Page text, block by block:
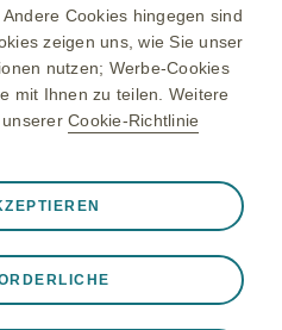
Sie exklusiven Zugang zu
Mit unserem E-Mail
Produktinformationen,
und vieles mehr.
via Newsletter erhalten
Cookies hingegen sind
zeigen uns, wie Sie unser
nutzen; Werbe-Cookies
mit Ihnen zu teilen. Weitere
Cookie-Richtlinie
erforderliche Cookies
❮
während eines
Cookie- und Tag-